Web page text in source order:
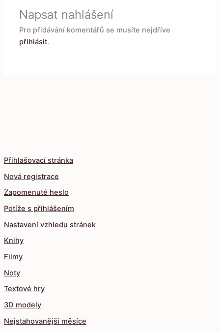
Přihlašovací stránka
Nová registrace
Zapomenuté heslo
Potíže s přihlášením
Nastavení vzhledu stránek
Knihy
Filmy
Noty
Textové hry
3D modely
Nejstahovanější měsíce
Napsat nahlášení
Pro přidávání komentářů se musíte nejdříve
přihlásit.